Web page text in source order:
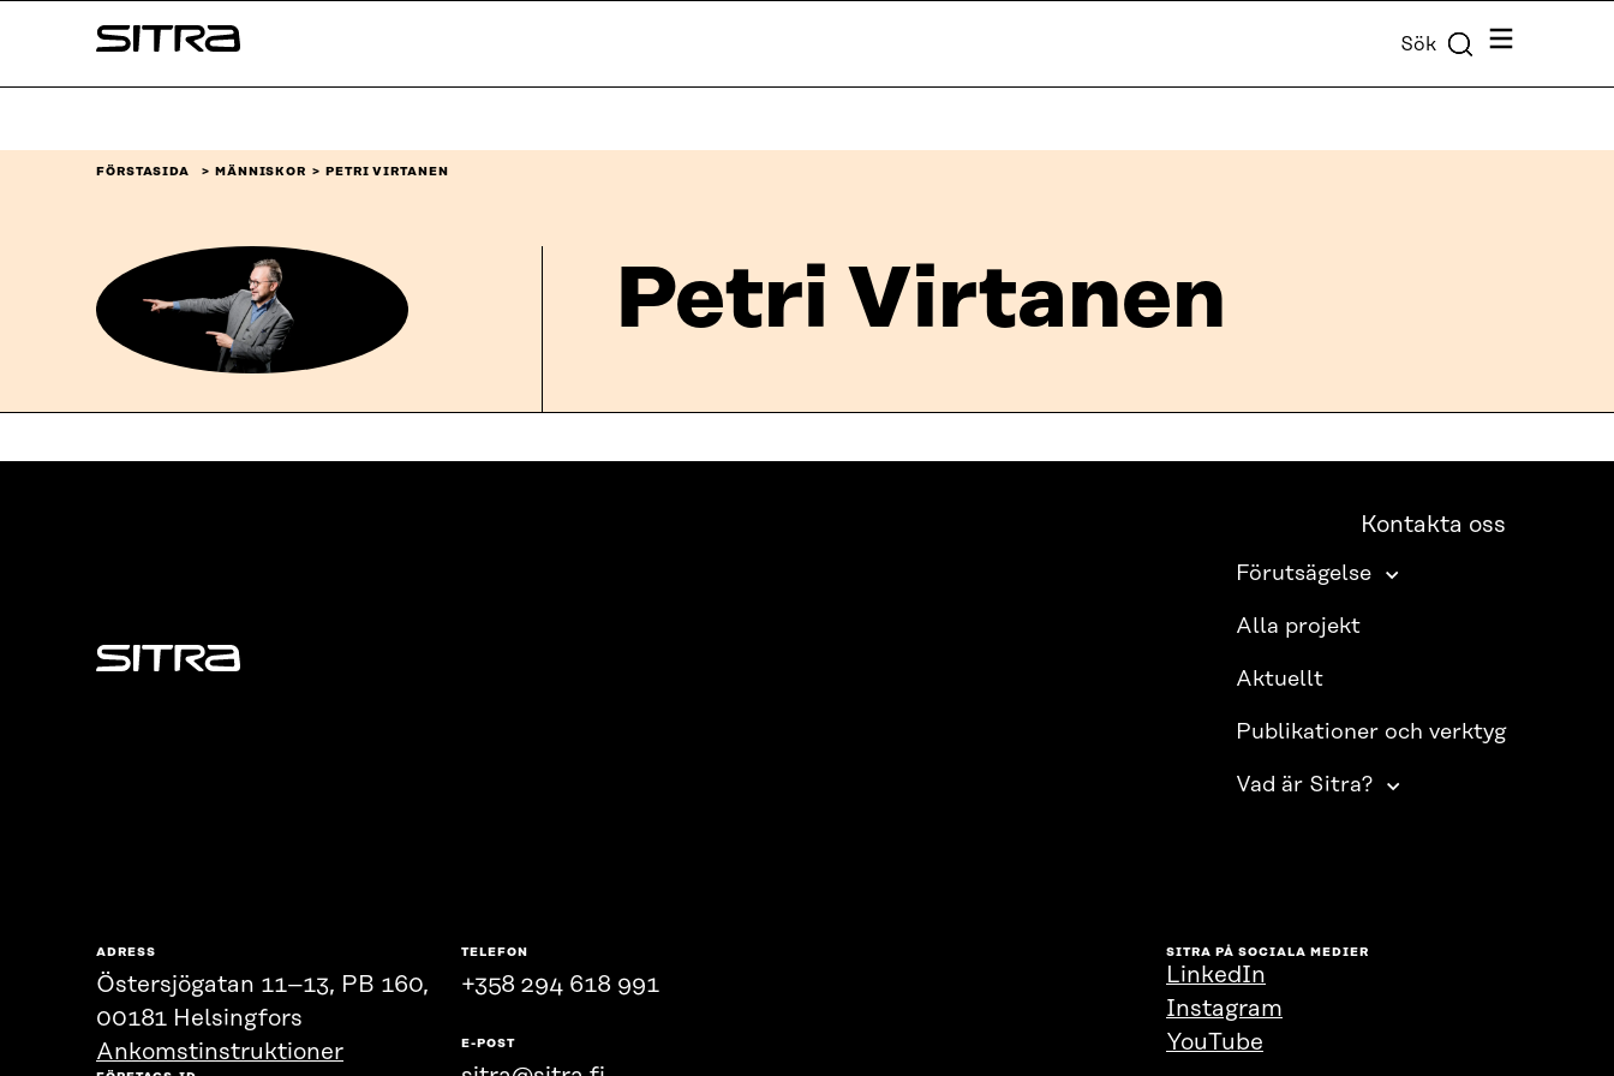
↓
Sitra Sök Meny
FÖRSTASIDA MÄNNISKOR PETRI VIRTANEN
Petri Virtanen
Sitra
Kontakta oss
Förutsägelse
Alla projekt
Aktuellt
Publikationer och verktyg
Vad är Sitra?
ADRESS
Östersjögatan 11–13, PB 160,
00181 Helsingfors
Ankomstinstruktioner
TELEFON
+358 294 618 991
E-POST
SITRA PÅ SOCIALA MEDIER
LinkedIn
Instagram
YouTube